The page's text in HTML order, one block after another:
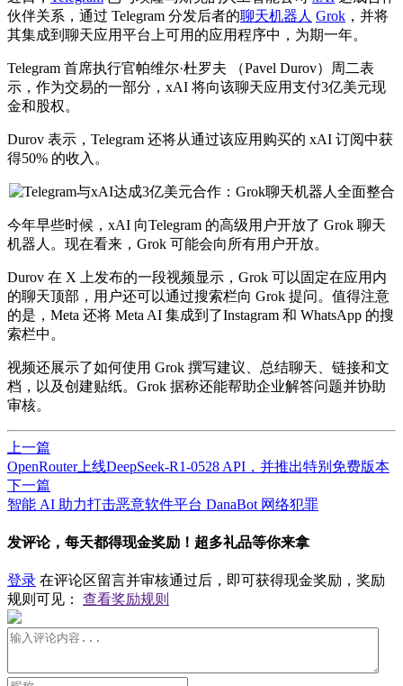
伙伴关系，通过 Telegram 分发后者的聊天机器人 Grok ，并将
其集成到聊天应用平台上可用的应用程序中，为期一年。
Telegram 首席执行官帕维尔·杜罗夫 （Pavel Durov）周二表
示，作为交易的一部分，xAI 将向该聊天应用支付3亿美元现
金和股权。
Durov 表示，Telegram 还将从通过该应用购买的 xAI 订阅中获
得50% 的收入。
今年早些时候，xAI 向Telegram 的高级用户开放了 Grok 聊天
机器人。现在看来，Grok 可能会向所有用户开放。
Durov 在 X 上发布的一段视频显示，Grok 可以固定在应用内
的聊天顶部，用户还可以通过搜索栏向 Grok 提问。值得注意
的是，Meta 还将 Meta AI 集成到了Instagram 和 WhatsApp 的搜
索栏中。
视频还展示了如何使用 Grok 撰写建议、总结聊天、链接和文
档，以及创建贴纸。Grok 据称还能帮助企业解答问题并协助
审核。
上一篇
OpenRouter上线DeepSeek-R1-0528 API，并推出特别免费版本
下一篇
​智能 AI 助力打击恶意软件平台 DanaBot 网络犯罪
发评论，每天都得现金奖励！超多礼品等你来拿
登录 在评论区留言并审核通过后，即可获得现金奖励，奖励
规则可见： 查看奖励规则